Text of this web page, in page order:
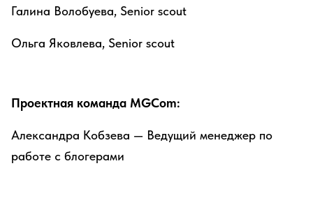
Галина Волобуева, Senior scout
Ольга Яковлева, Senior scout
Проектная команда MGCom:
Александра Кобзева — Ведущий менеджер по
работе с блогерами